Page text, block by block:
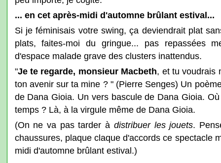
... en cet après-midi d'automne brûlant estival...
Si je féminisais votre swing, ça deviendrait plat
plats, faites-moi du gringue... pas repassées
d'espace malade grave des clusters inattendus.
"Je te regarde, monsieur Macbeth, et tu voudrais
ton avenir sur ta mine ? " (Pierre Senges) Un
de Dana Gioia. Un vers bascule de Dana Gioia.
temps ? Là, à la virgule même de Dana Gioia.
(On ne va pas tarder à distribuer les jouets.
chaussures, plaque claque d'accords ce spectacle
midi d'automne brûlant estival.)